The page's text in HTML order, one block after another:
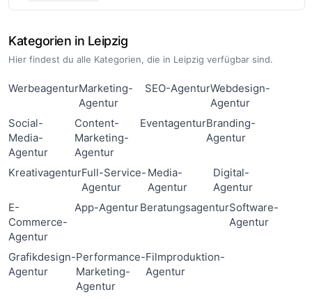
Kategorien in Leipzig
Hier findest du alle Kategorien, die in Leipzig verfügbar sind.
WerbeagenturMarketing-
Agentur
SEO-AgenturWebdesign-
Agentur
Social-
Media-
Agentur
Content-
Marketing-
Agentur
EventagenturBranding-
Agentur
KreativagenturFull-Service-
Agentur
Media-
Agentur
Digital-
Agentur
E-
Commerce-
Agentur
App-AgenturBeratungsagenturSoftware-
Agentur
Grafikdesign-
Agentur
Performance-
Marketing-
Agentur
Filmproduktion-
Agentur